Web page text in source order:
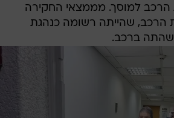
הרכב למוסך. מממצאי החקירה
הרכב, שהייתה רשומה כנהגת
שהתה ברכב.